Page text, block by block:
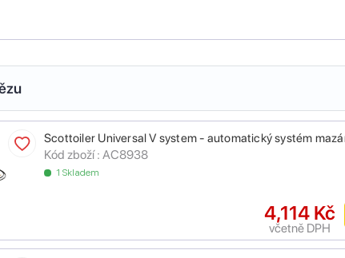
Scottoiler Universal V system - automatický systém
Kód zboží : AC8938
1 Skladem
4,114 Kč
včetně DPH